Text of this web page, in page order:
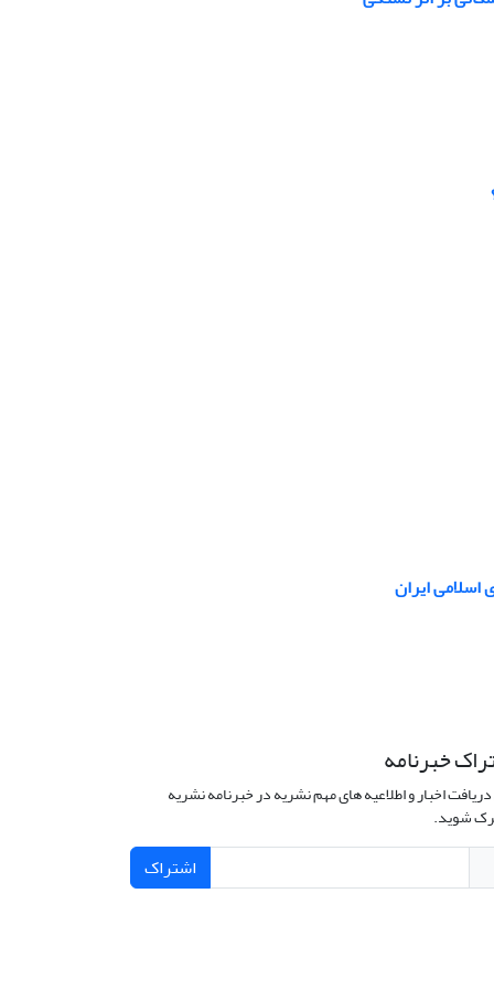
ایران
خبرنامه
اخبار و اطلاعیه های مهم نشریه در خبرنامه نشریه
شوید.
اشتراک